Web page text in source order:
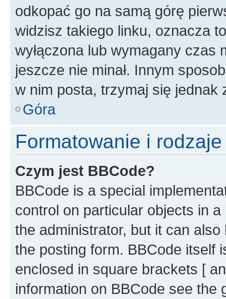
odkopać go na samą górę
widzisz takiego linku, oznacza
wyłączona lub wymagany czas
jeszcze nie minał. Innym
w nim posta, trzymaj się jednak
Góra
Formatowanie i
Czym jest BBCode?
BBCode is a special
control on particular objects in
the administrator, but it can
the posting form. BBCode itself
enclosed in square brackets [
information on BBCode see